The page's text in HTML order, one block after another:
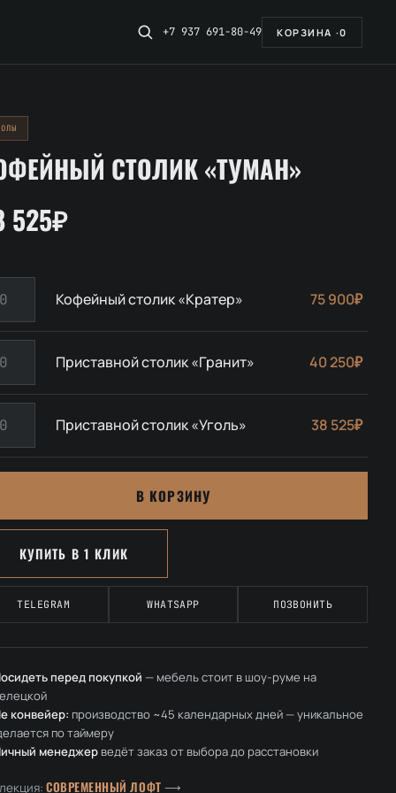
+7 937 691-80-49 КОРЗИНА ·0
СТОЛИК «ТУМАН»
525₽
Кофейный столик «Кратер» 75 900₽
Приставной столик «Гранит» 40 250₽
Приставной столик «Уголь» 38 525₽
В КОРЗИНУ
КУПИТЬ В 1 КЛИК
TELEGRAM WHATSAPP ПОЗВОНИТЬ
перед покупкой — мебель стоит в шоу-руме на
конвейер: производство ~45 календарных дней — уникальное
по таймеру
менеджер ведёт заказ от выбора до расстановки
СОВРЕМЕННЫЙ ЛОФТ ⟶